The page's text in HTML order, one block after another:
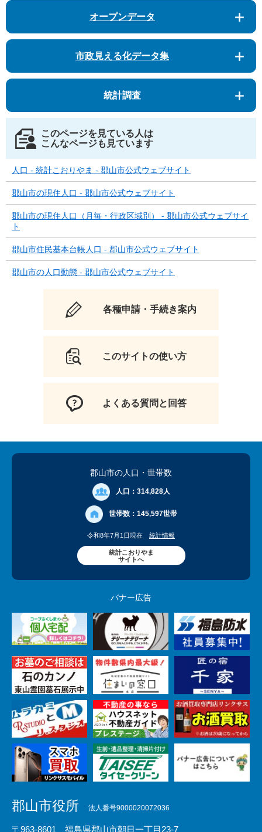
オープンデータ
市政見える化データ集
統計調査
このページを見ている人は
こんなページも見ています
人口 - 統計こおりやま - 郡山市公式ウェブサイト
郡山市の現住人口 - 郡山市公式ウェブサイト
郡山市の現住人口（月毎・行政区域別） - 郡山市公式ウェブサイ
ト
郡山市住民基本台帳人口 - 郡山市公式ウェブサイト
郡山市の人口動態 - 郡山市公式ウェブサイト
各種申請・手続き案内
このサイトの使い方
よくある質問と回答
郡山市の人口 ・世帯数
人口： 314,828人
世帯数： 145,597世帯
令和8年7月1日現在 統計情報
統計こおりやま
サイトへ
バナー広告
郡山市役所 法人番号9000020072036
〒963-8601 福島県郡山市朝日一丁目23-7